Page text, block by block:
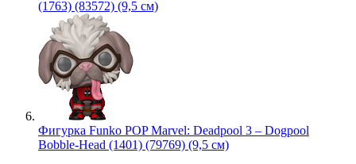
(1763) (83572) (9,5 см)
Фигурка Funko POP Marvel: Deadpool 3 – Dogpool
Bobble-Head (1401) (79769) (9,5 см)